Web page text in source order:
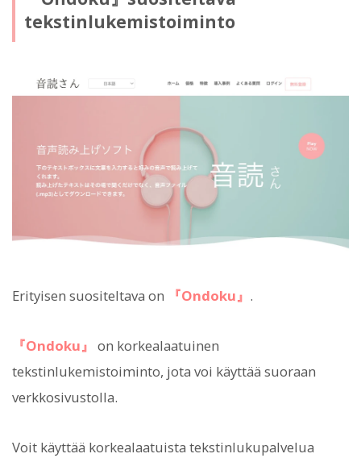
tekstinlukemistoiminto
Erityisen suositeltava on 『Ondoku』 .
『Ondoku』 on korkealaatuinen
tekstinlukemistoiminto, jota voi käyttää suoraan
verkkosivustolla.
Voit käyttää korkealaatuista tekstinlukupalvelua